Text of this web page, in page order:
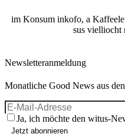
im Konsum inkofo, a
sus vielliocht
Newsletteranmeldung
Monatliche Good News aus
Ja, ich möchte den witus-
Jetzt abonnieren